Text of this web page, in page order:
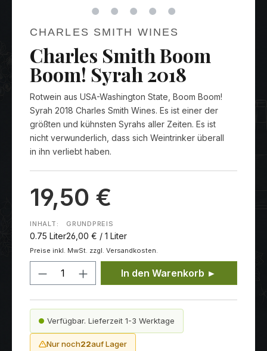
CHARLES SMITH WINES
Charles Smith Boom
Boom! Syrah 2018
Rotwein aus USA-Washington State, Boom Boom!
Syrah 2018 Charles Smith Wines. Es ist einer der
größten und kühnsten Syrahs aller Zeiten. Es ist
nicht verwunderlich, dass sich Weintrinker überall
in ihn verliebt haben.
19,50 €
INHALT:
0.75 Liter
GRUNDPREIS
26,00 € / 1 Liter
Preise inkl. MwSt. zzgl. Versandkosten.
Produkt Anzahl: Gib den
In den Warenkorb ►
Verfügbar. Lieferzeit 1-3 Werktage
Nur noch22auf Lager